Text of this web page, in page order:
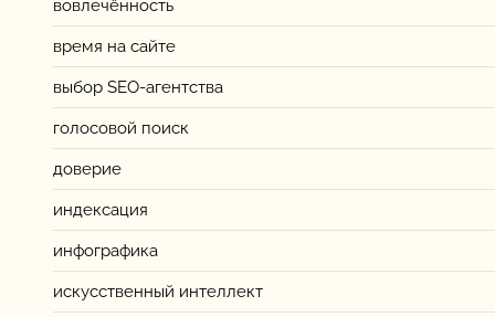
вовлечённость
время на сайте
выбор SEO-агентства
голосовой поиск
доверие
индексация
инфографика
искусственный интеллект